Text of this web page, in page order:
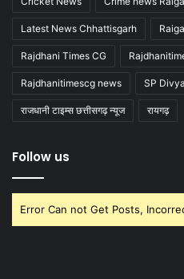
Latest News Chhattisgarh
Rajdhani Times CG
Rajdhanitimescg news SP
राजधानी टाइम्स छत्तीसगढ़ न्यूज रायगढ़
Follow us
Error Can not Get Posts,